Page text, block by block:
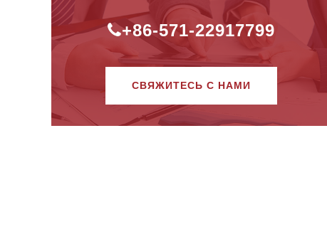
+86-571-22917799
СВЯЖИТЕСЬ С НАМИ